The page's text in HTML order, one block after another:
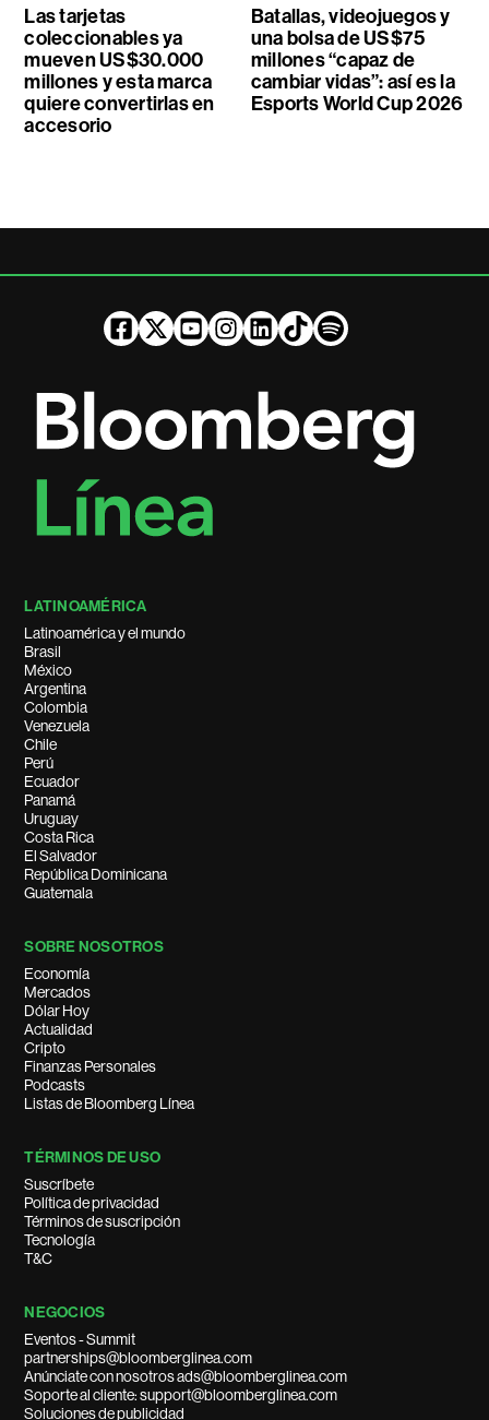
Las tarjetas
coleccionables ya
mueven US$30.000
millones y esta marca
quiere convertirlas en
accesorio
Batallas, videojuegos y
una bolsa de US$75
millones “capaz de
cambiar vidas”: así es la
Esports World Cup 2026
LATINOAMÉRICA
Latinoamérica y el mundo
Brasil
México
Argentina
Colombia
Venezuela
Chile
Perú
Ecuador
Panamá
Uruguay
Costa Rica
El Salvador
República Dominicana
Guatemala
SOBRE NOSOTROS
Economía
Mercados
Dólar Hoy
Actualidad
Cripto
Finanzas Personales
Podcasts
Listas de Bloomberg Línea
TÉRMINOS DE USO
Suscríbete
Política de privacidad
Términos de suscripción
Tecnología
T&C
NEGOCIOS
Eventos - Summit
partnerships@bloomberglinea.com
Anúnciate con nosotros ads@bloomberglinea.com
Soporte al cliente: support@bloomberglinea.com
Soluciones de publicidad